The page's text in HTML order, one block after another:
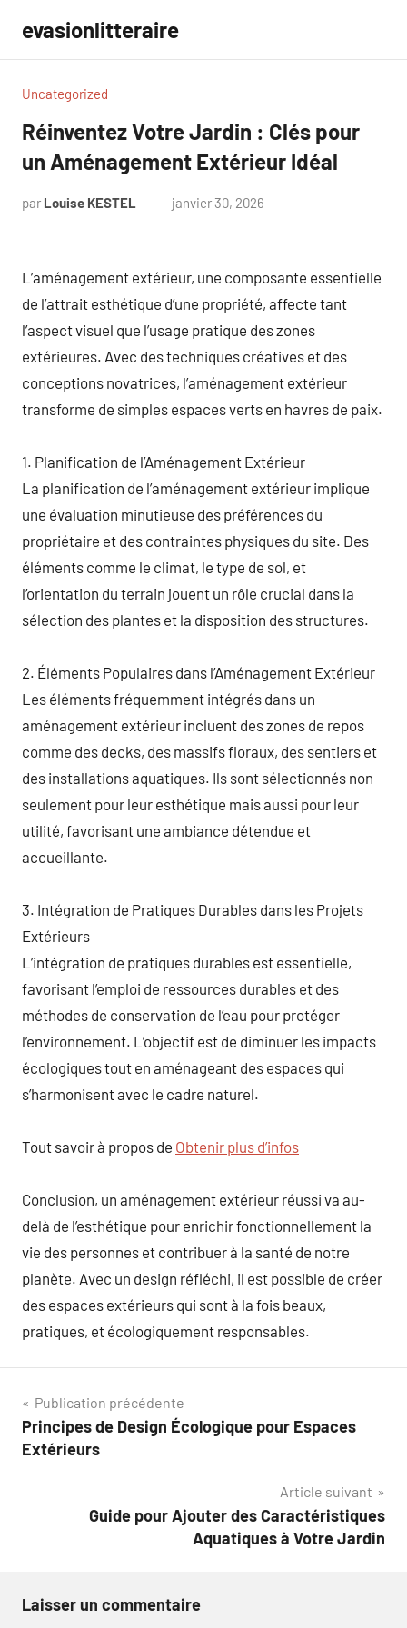
contenu
evasionlitteraire
Uncategorized
Réinventez Votre Jardin : Clés pour
un Aménagement Extérieur Idéal
par Louise KESTEL janvier 30, 2026
L’aménagement extérieur, une composante essentielle
de l’attrait esthétique d’une propriété, affecte tant
l’aspect visuel que l’usage pratique des zones
extérieures. Avec des techniques créatives et des
conceptions novatrices, l’aménagement extérieur
transforme de simples espaces verts en havres de paix.
1. Planification de l’Aménagement Extérieur
La planification de l’aménagement extérieur implique
une évaluation minutieuse des préférences du
propriétaire et des contraintes physiques du site. Des
éléments comme le climat, le type de sol, et
l’orientation du terrain jouent un rôle crucial dans la
sélection des plantes et la disposition des structures.
2. Éléments Populaires dans l’Aménagement Extérieur
Les éléments fréquemment intégrés dans un
aménagement extérieur incluent des zones de repos
comme des decks, des massifs floraux, des sentiers et
des installations aquatiques. Ils sont sélectionnés non
seulement pour leur esthétique mais aussi pour leur
utilité, favorisant une ambiance détendue et
accueillante.
3. Intégration de Pratiques Durables dans les Projets
Extérieurs
L’intégration de pratiques durables est essentielle,
favorisant l’emploi de ressources durables et des
méthodes de conservation de l’eau pour protéger
l’environnement. L’objectif est de diminuer les impacts
écologiques tout en aménageant des espaces qui
s’harmonisent avec le cadre naturel.
Tout savoir à propos de Obtenir plus d’infos
Conclusion, un aménagement extérieur réussi va au-
delà de l’esthétique pour enrichir fonctionnellement la
vie des personnes et contribuer à la santé de notre
planète. Avec un design réfléchi, il est possible de créer
des espaces extérieurs qui sont à la fois beaux,
pratiques, et écologiquement responsables.
Navigation
de
Publication précédente
Principes de Design Écologique pour Espaces
Extérieurs
Article suivant
Guide pour Ajouter des Caractéristiques
Aquatiques à Votre Jardin
Laisser un commentaire